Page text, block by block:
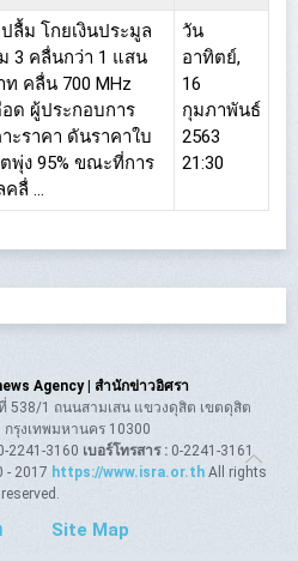
ลื้ม โกยเงินประมูล
3 คลื่นกว่า 1 แสน
ท คลื่น 700 MHz
อด ผู้ประกอบการ
ะราคา ดันราคาใบ
พุ่ง 95% ขณะที่การ
ลื่ ...
วัน
อาทิตย์,
16
กุมภาพันธ์
2563
21:30
Agency | สำนักข่าวอิศรา
538/1 ถนนสามเสน แขวงดุสิต เขตดุสิต
กรุงเทพมหานคร 10300
2241-3160 เบอร์โทรสาร :0-2241-3161
- 2017 https://www.isra.or.th All rights
reserved.
Site Map